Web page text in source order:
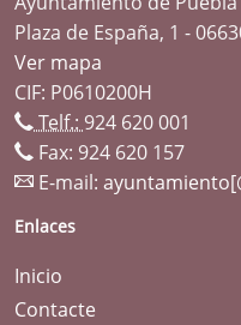
Plaza de España, 1 -
Ver mapa
CIF: P0610200H
Telf.: 924 620 001
Fax: 924 620 157
E-mail:
Enlaces
Inicio
Contacte